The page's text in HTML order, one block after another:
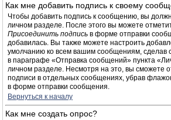
Как мне добавить подпись к своему
Чтобы добавить подпись к сообщению, вы
личном разделе. После этого вы можете
Присоединить подпись в форме отправки
добавилась. Вы также можете настроить
умолчанию ко всем вашим сообщениям, сделав
в параграфе «Отправка сообщений» пункта
личном разделе. Несмотря на это, вы сможете
подписи в отдельных сообщениях, убрав
в форме отправки сообщения.
Вернуться к началу
Как мне создать опрос?